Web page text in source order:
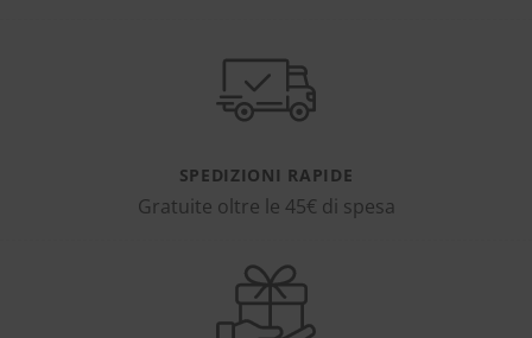
SPEDIZIONI RAPIDE
Gratuite oltre le 45€ di spesa